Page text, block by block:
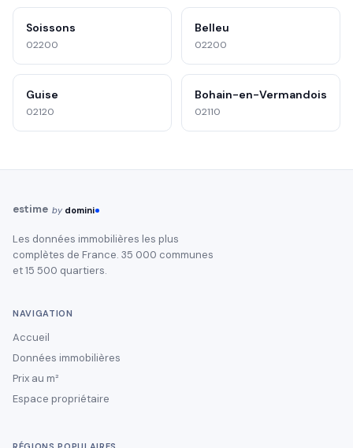
Soissons
02200
Belleu
02200
Guise
02120
Bohain-en-Vermandois
02110
estime by domini
Les données immobilières les plus
complètes de France. 35 000 communes
et 15 500 quartiers.
NAVIGATION
Accueil
Données immobilières
Prix au m²
Espace propriétaire